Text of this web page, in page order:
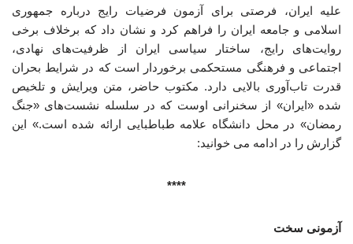
علیه ایران، فرصتی برای آزمون فرضیات رایج درباره جمهوری
اسلامی و جامعه ایران را فراهم کرد و نشان داد که برخلاف برخی
روایت‌های رایج، ساختار سیاسی ایران از ظرفیت‌های نهادی،
اجتماعی و فرهنگی مستحکمی برخوردار است که در شرایط بحران
قدرت تاب‌آوری بالایی دارد. مکتوب حاضر، متن ویرایش و تلخیص
شده «ایران» از سخنرانی اوست که در سلسله نشست‌های «جنگ
رمضان» در محل دانشگاه علامه طباطبایی ارائه شده است.» این
گزارش را در ادامه می خوانید:
****
آزمونی سخت